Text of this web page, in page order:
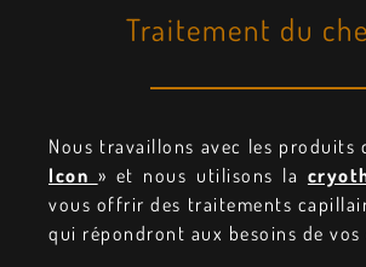
Traitement du
Nous travaillons avec les produits
Icon » et nous utilisons la
vous offrir des traitements
qui répondront aux besoins de vos